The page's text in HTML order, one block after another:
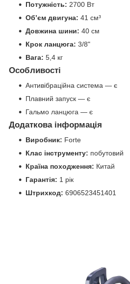
Потужність: 2700 Вт
Об’єм двигуна: 41 см³
Довжина шини: 40 см
Крок ланцюга: 3/8"
Вага: 5,4 кг
Особливості
Антивібраційна система — є
Плавний запуск — є
Гальмо ланцюга — є
Додаткова інформація
Виробник: Forte
Клас інструменту: побутовий
Країна походження: Китай
Гарантія: 1 рік
Штрихкод: 6906523451401